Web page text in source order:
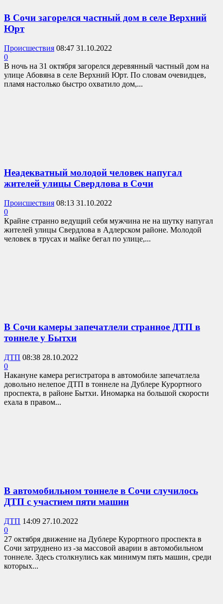
В Сочи загорелся частный дом в селе Верхний
Юрт
Происшествия 08:47 31.10.2022
0
В ночь на 31 октября загорелся деревянный частный дом на
улице Абовяна в селе Верхний Юрт. По словам очевидцев,
пламя настолько быстро охватило дом,...
Неадекватный молодой человек напугал
жителей улицы Свердлова в Сочи
Происшествия 08:13 31.10.2022
0
Крайне странно ведущий себя мужчина не на шутку напугал
жителей улицы Свердлова в Адлерском районе. Молодой
человек в трусах и майке бегал по улице,...
В Сочи камеры запечатлели странное ДТП в
тоннеле у Бытхи
ДТП 08:38 28.10.2022
0
Накануне камера регистратора в автомобиле запечатлела
довольно нелепое ДТП в тоннеле на Дублере Курортного
проспекта, в районе Бытхи. Иномарка на большой скорости
ехала в правом...
В автомобильном тоннеле в Сочи случилось
ДТП с участием пяти машин
ДТП 14:09 27.10.2022
0
27 октября движение на Дублере Курортного проспекта в
Сочи затруднено из -за массовой аварии в автомобильном
тоннеле. Здесь столкнулись как минимум пять машин, среди
которых...